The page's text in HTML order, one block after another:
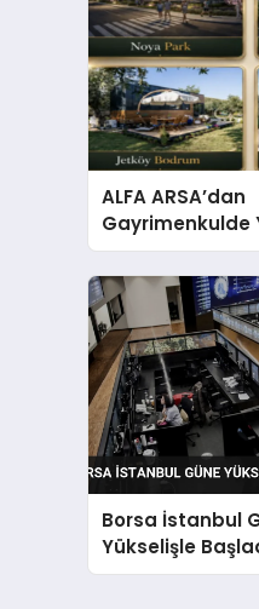
ALFA ARSA’dan
Gayrimenkulde
Premium
Fırsatları Bir
Borsa İstanbul
Yükselişle